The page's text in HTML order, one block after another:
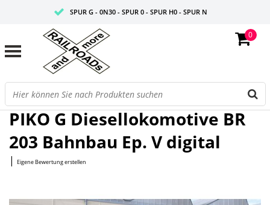
SPUR G - 0N30 - SPUR 0 - SPUR H0 - SPUR N
0
Startseite/G Diesellokomotive BR 203 Bahnbau Ep. V digital
PIKO G Diesellokomotive BR
203 Bahnbau Ep. V digital
| Eigene Bewertung erstellen